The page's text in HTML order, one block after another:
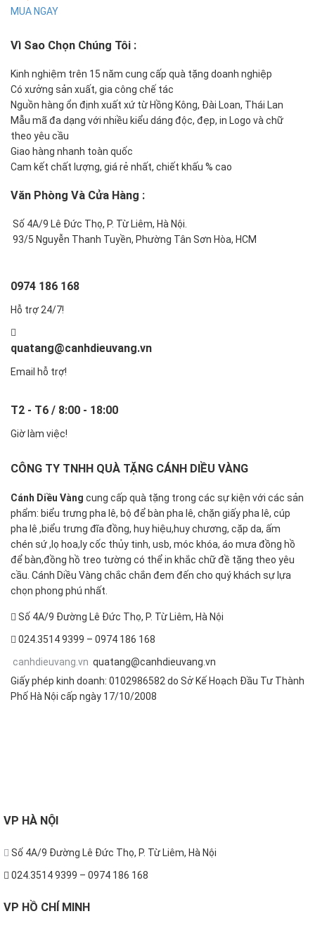
MUA NGAY
Vì Sao Chọn Chúng Tôi :
Kinh nghiệm trên 15 năm cung cấp quà tặng doanh nghiệp
Có xưởng sản xuất, gia công chế tác
Nguồn hàng ổn định xuất xứ từ Hồng Kông, Đài Loan, Thái Lan
Mẫu mã đa dạng với nhiều kiểu dáng độc, đẹp, in Logo và chữ
theo yêu cầu
Giao hàng nhanh toàn quốc
Cam kết chất lượng, giá rẻ nhất, chiết khấu % cao
Văn Phòng Và Cửa Hàng :
Số 4A/9 Lê Đức Thọ, P. Từ Liêm, Hà Nội.
93/5 Nguyễn Thanh Tuyền, Phường Tân Sơn Hòa, HCM
0974 186 168
Hỗ trợ 24/7!
quatang@canhdieuvang.vn
Email hỗ trợ!
T2 - T6 / 8:00 - 18:00
Giờ làm việc!
CÔNG TY TNHH QUÀ TẶNG CÁNH DIỀU VÀNG
Cánh Diều Vàng cung cấp quà tặng trong các sự kiện với các sản
phẩm: biểu trưng pha lê, bộ để bàn pha lê, chặn giấy pha lê, cúp
pha lê ,biểu trưng đĩa đồng, huy hiệu,huy chương, cặp da, ấm
chén sứ ,lọ hoa,ly cốc thủy tinh, usb, móc khóa, áo mưa đồng hồ
để bàn,đồng hồ treo tường có thể in khắc chữ đề tặng theo yêu
cầu. Cánh Diều Vàng chắc chắn đem đến cho quý khách sự lựa
chọn phong phú nhất.
Số 4A/9 Đường Lê Đức Thọ, P. Từ Liêm, Hà Nội
024.3514 9399 – 0974 186 168
canhdieuvang.vn quatang@canhdieuvang.vn
Giấy phép kinh doanh: 0102986582 do Sở Kế Hoạch Đầu Tư Thành
Phố Hà Nội cấp ngày 17/10/2008
VP HÀ NỘI
Số 4A/9 Đường Lê Đức Thọ, P. Từ Liêm, Hà Nội
024.3514 9399 – 0974 186 168
VP HỒ CHÍ MINH